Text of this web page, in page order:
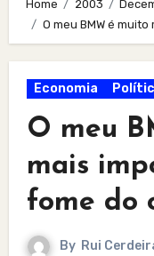
Home 2003
O meu BMW é
Economia
O meu
mais
fome do
By Rui